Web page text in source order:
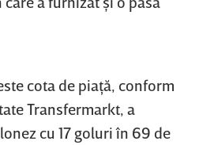
cota de piaţă, conform
Transfermarkt, a
cu 17 goluri în 69 de